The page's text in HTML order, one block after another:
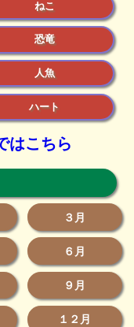
ねこ
恐竜
人魚
ハート
はこちら
３月
６月
９月
１２月